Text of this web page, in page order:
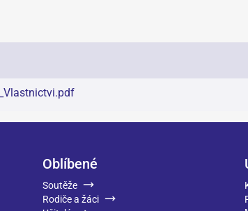
.pdf
Oblíbené
Soutěže
Rodiče a žáci